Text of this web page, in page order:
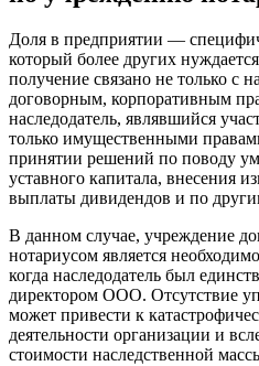
Доля в предприятии —
который более других
получение связано не только с
договорным, корпоративным
наследодатель, являвшийся
только имущественными
принятии решений по поводу
уставного капитала, внесения
выплаты дивидендов и по
В данном случае, учреждение
нотариусом является
когда наследодатель был
директором ООО. Отсутствие
может привести к
деятельности организации и
стоимости наследственной